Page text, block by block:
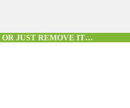
JUST REMOVE IT…